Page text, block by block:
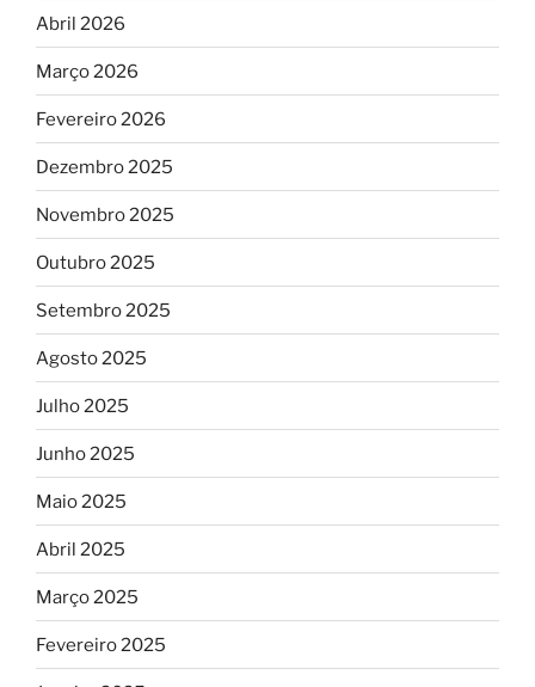
Abril 2026
Março 2026
Fevereiro 2026
Dezembro 2025
Novembro 2025
Outubro 2025
Setembro 2025
Agosto 2025
Julho 2025
Junho 2025
Maio 2025
Abril 2025
Março 2025
Fevereiro 2025